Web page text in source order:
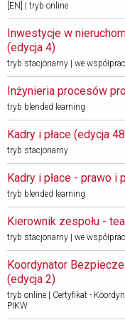
[EN] | tryb online
Inwestycje w
(edycja 4)
tryb stacjonarny | we
Inżynieria procesów
tryb blended learning
Kadry i płace (edycja
tryb stacjonarny
Kadry i płace - prawo i
tryb blended learning
Kierownik zespołu -
tryb stacjonarny | we
Koordynator
(edycja 2)
tryb online | Certyfikat -
PIKW